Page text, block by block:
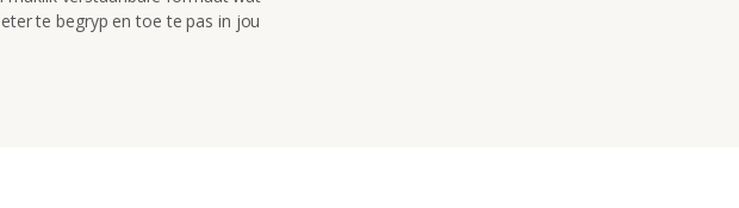
te begryp en toe te pas in jou